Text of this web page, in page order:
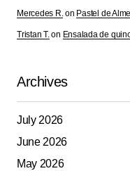
Mercedes R.on Pastel de
Tristan T.on Ensalada de
Archives
July 2026
June 2026
May 2026